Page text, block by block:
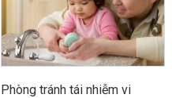
Phòng tránh tái nhiễm vi